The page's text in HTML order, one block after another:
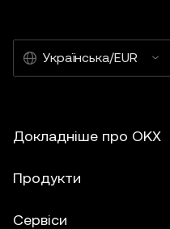
Українська/EUR
Докладніше про OKX
Продукти
Сервіси